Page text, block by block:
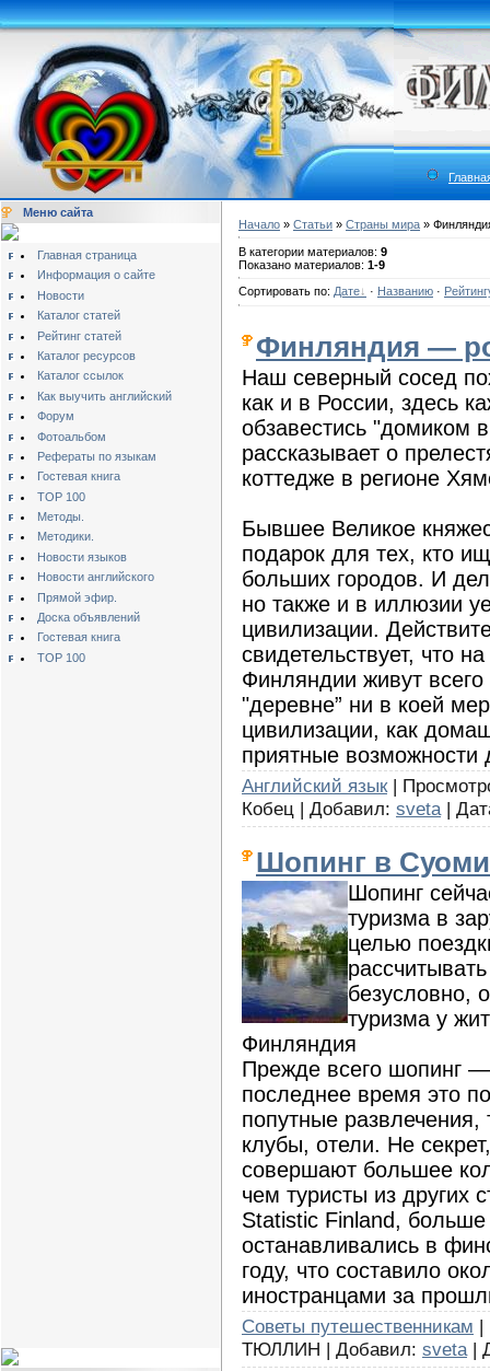
Меню сайта
Главная страница
Информация о сайте
Новости
Каталог статей
Рейтинг статей
Каталог ресурсов
Каталог ссылок
Как выучить английский
Форум
Фотоальбом
Рефераты по языкам
Гостевая книга
TOP 100
Методы.
Методики.
Новости языков
Новости английского
Прямой эфир.
Доска объявлений
Гостевая книга
TOP 100
Начало » Статьи » Страны мира »
В категории материалов: 9
Показано материалов: 1-9
Сортировать по: Дате · Названию ·
Финляндия —
Наш северный сосед
как и в России, здесь
обзавестись "домиком
рассказывает о
коттедже в регионе
Бывшее Великое
подарок для тех, кто
больших городов. И
но также и в иллюзии
цивилизации.
свидетельствует, что
Финляндии живут
"деревне” ни в коей
цивилизации, как
приятные возможности
Английский язык|
Кобец | Добавил: sveta |
Шопинг в Суоми
Шопинг
туризма в
целью
безусловно,
туризма у
Финляндия
Прежде всего шопинг
последнее время это
попутные
клубы, отели. Не
совершают большее
чем туристы из
Statistic Finland,
останавливались в
году, что составило
иностранцами за
Советы путешественникам |
ТЮЛЛИН | Добавил: sveta |